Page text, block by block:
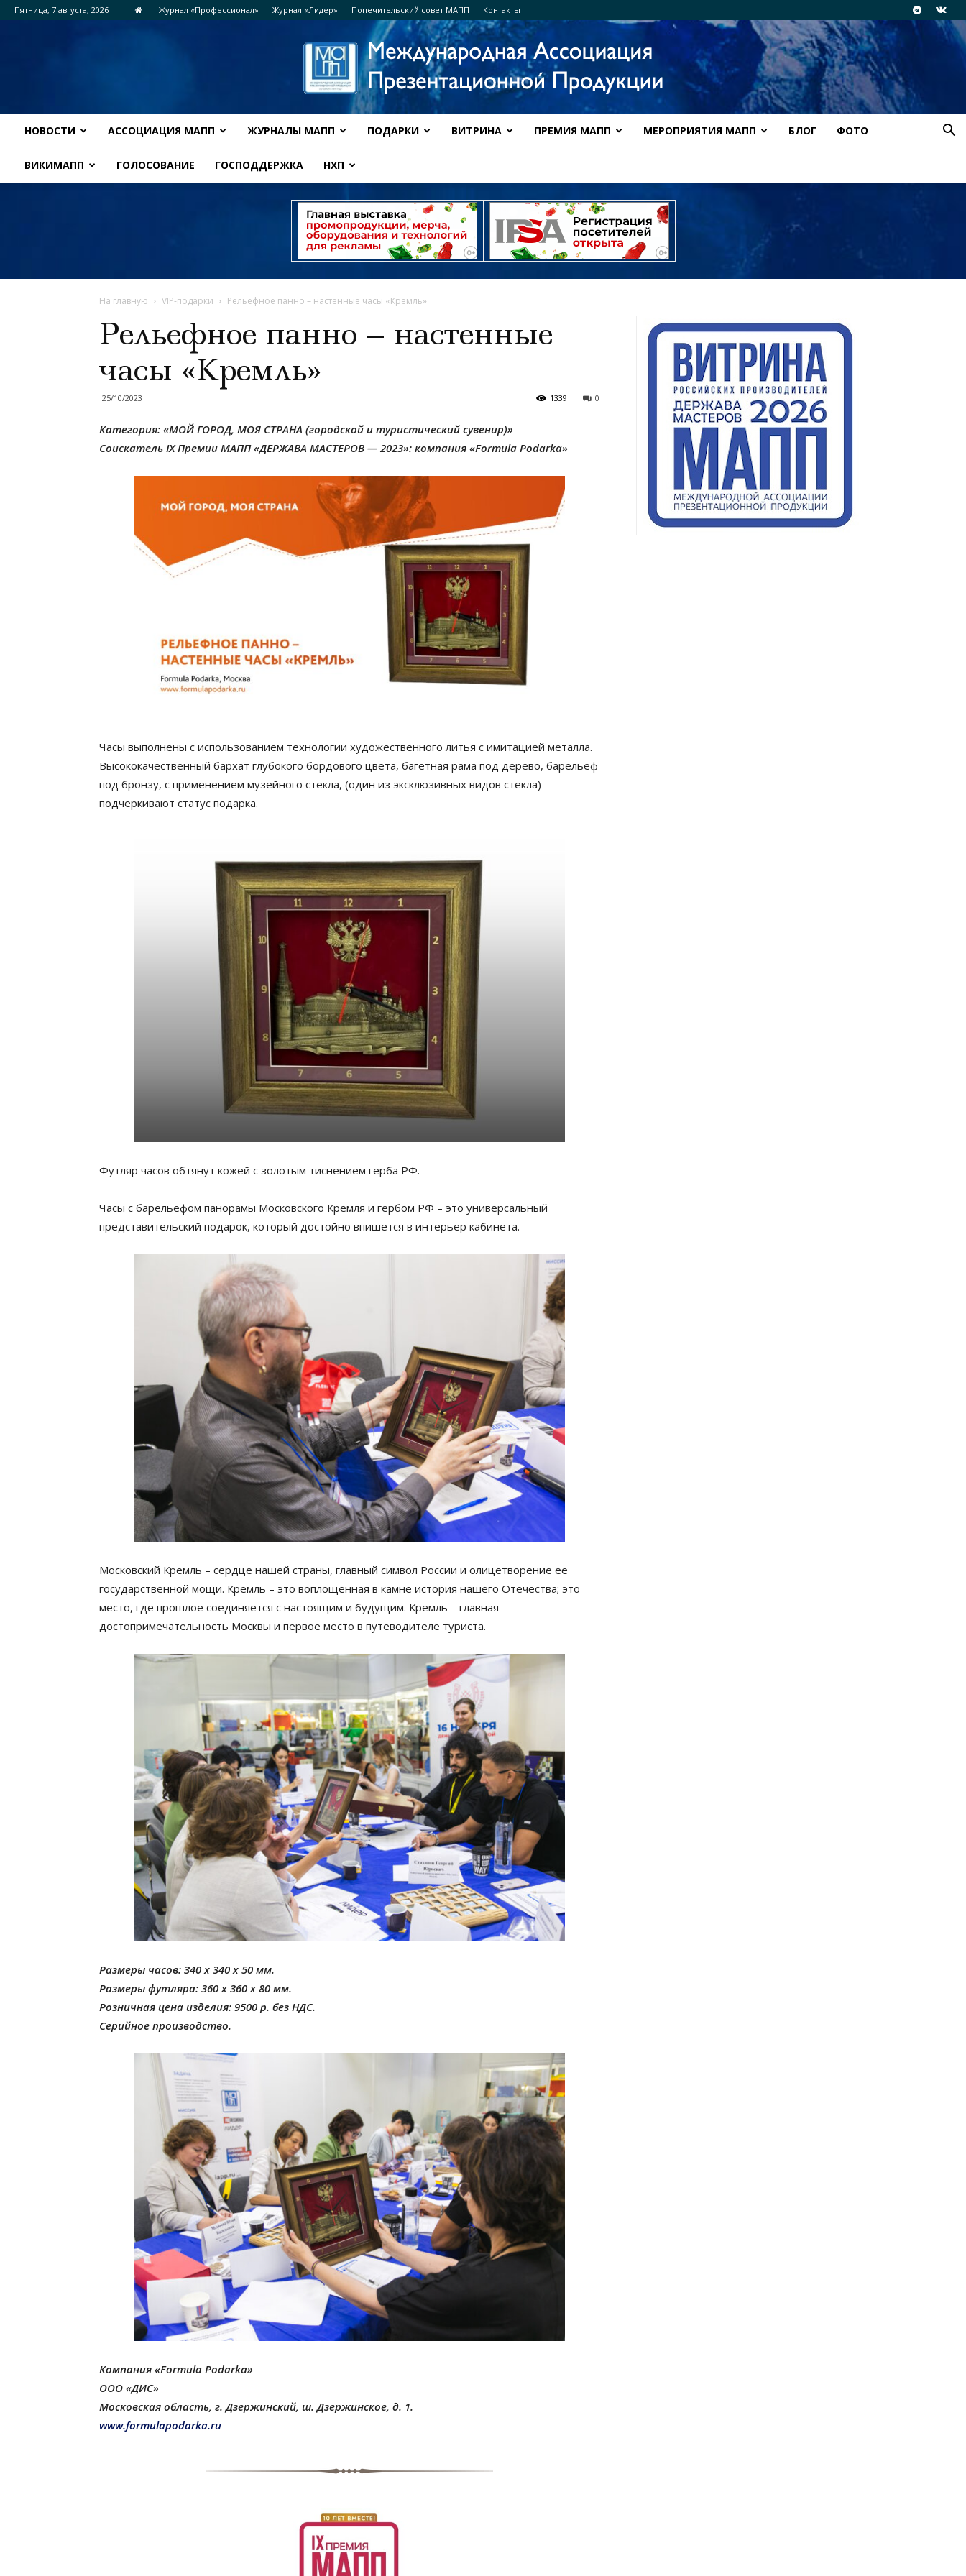
Пятница, 7 августа, 2026 Журнал «Профессионал» Журнал «Лидер» Попечительский совет МАПП Контакты
НОВОСТИ АССОЦИАЦИЯ МАПП ЖУРНАЛЫ МАПП ПОДАРКИ ВИТРИНА ПРЕМИЯ МАПП МЕРОПРИЯТИЯ МАПП БЛОГ ФОТО
ВИКИМАПП ГОЛОСОВАНИЕ ГОСПОДДЕРЖКА НХП
На главную VIP-подарки Рельефное панно – настенные часы «Кремль»
Рельефное панно – настенные
часы «Кремль»
25/10/2023 0
1339
Категория: «МОЙ ГОРОД, МОЯ СТРАНА (городской и туристический сувенир)»
Соискатель IX Премии МАПП «ДЕРЖАВА МАСТЕРОВ — 2023»: компания «Formula Podarka»
Часы выполнены с использованием технологии художественного литья с имитацией металла.
Высококачественный бархат глубокого бордового цвета, багетная рама под дерево, барельеф
под бронзу, с применением музейного стекла, (один из эксклюзивных видов стекла)
подчеркивают статус подарка.
Футляр часов обтянут кожей с золотым тиснением герба РФ.
Часы с барельефом панорамы Московского Кремля и гербом РФ – это универсальный
представительский подарок, который достойно впишется в интерьер кабинета.
Московский Кремль – сердце нашей страны, главный символ России и олицетворение ее
государственной мощи. Кремль – это воплощенная в камне история нашего Отечества; это
место, где прошлое соединяется с настоящим и будущим. Кремль – главная
достопримечательность Москвы и первое место в путеводителе туриста.
Размеры часов: 340 х 340 х 50 мм.
Размеры футляра: 360 х 360 х 80 мм.
Розничная цена изделия: 9500 р. без НДС.
Серийное производство.
Компания «Formula Podarka»
ООО «ДИС»
Московская область, г. Дзержинский, ш. Дзержинское, д. 1.
www.formulapodarka.ru